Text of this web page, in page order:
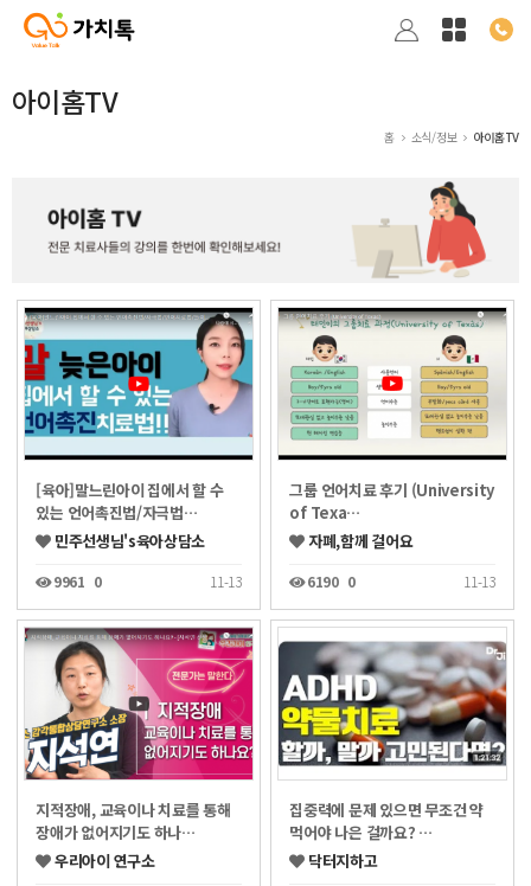
아이홈TV
홈 소식/정보 아이홈TV
[육아]말느린아이 집에서 할 수
있는 언어촉진법/자극법…
민주선생님's육아상담소
9961 0 11-13
그룹 언어치료 후기 (University
of Texa…
자폐,함께 걸어요
6190 0 11-13
지적장애, 교육이나 치료를 통해
장애가 없어지기도 하나…
우리아이 연구소
집중력에 문제 있으면 무조건 약
먹어야 나은 걸까요? …
닥터지하고